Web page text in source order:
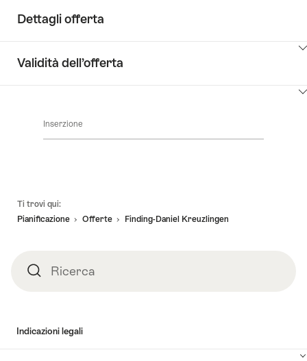
Dettagli offerta
qui
contenuti
Validità dell’offerta
visualizzare
alla
disponibilità
Inserzione
Ti trovi qui:
Pianificazione
Offerte Finding-Daniel Kreuzlingen
RicercaRicerca
Indicazioni legali